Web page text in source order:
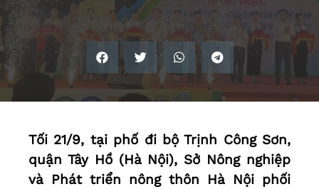
Tối 21/9, tại phố đi bộ Trịnh Công Sơn,
quận Tây Hồ (Hà Nội), Sở Nông nghiệp
và Phát triển nông thôn Hà Nội phối